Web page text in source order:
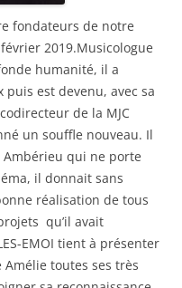
fondateurs de notre
2019.Musicologue
humanité, il a
est devenu, avec sa
de la MJC
un souffle nouveau. Il
Ambérieu qui ne porte
il donnait sans
réalisation de tous
qu’il avait
EMOI tient à présenter
toutes ses très